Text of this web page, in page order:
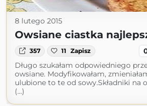
8 lutego 2015
Owsiane ciastka
357 11 Zapisz
Długo szukałam odpowiedniego
owsiane. Modyfikowałam,
ulubione to te od sowy.Składniki na
(...)